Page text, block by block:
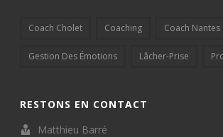
Coach Cholet Coaching Coach Nantes
Gestion Des Émotions Lâcher-Prise
RESTONS EN CONTACT
Matthieu Barré